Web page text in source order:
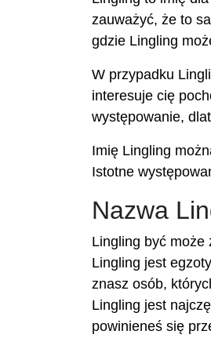
zauważyć, że to
gdzie Lingling
W przypadku
interesuje cię
występowanie,
Imię Lingling
Istotne
Nazwa
Lingling być może
Lingling jest
znasz osób,
Lingling jest
powinieneś się